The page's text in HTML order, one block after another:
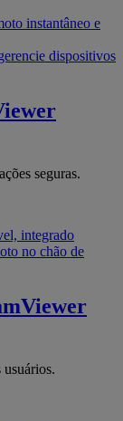
instantâneo e
dispositivos
seguras.
integrado
no chão de
usuários.